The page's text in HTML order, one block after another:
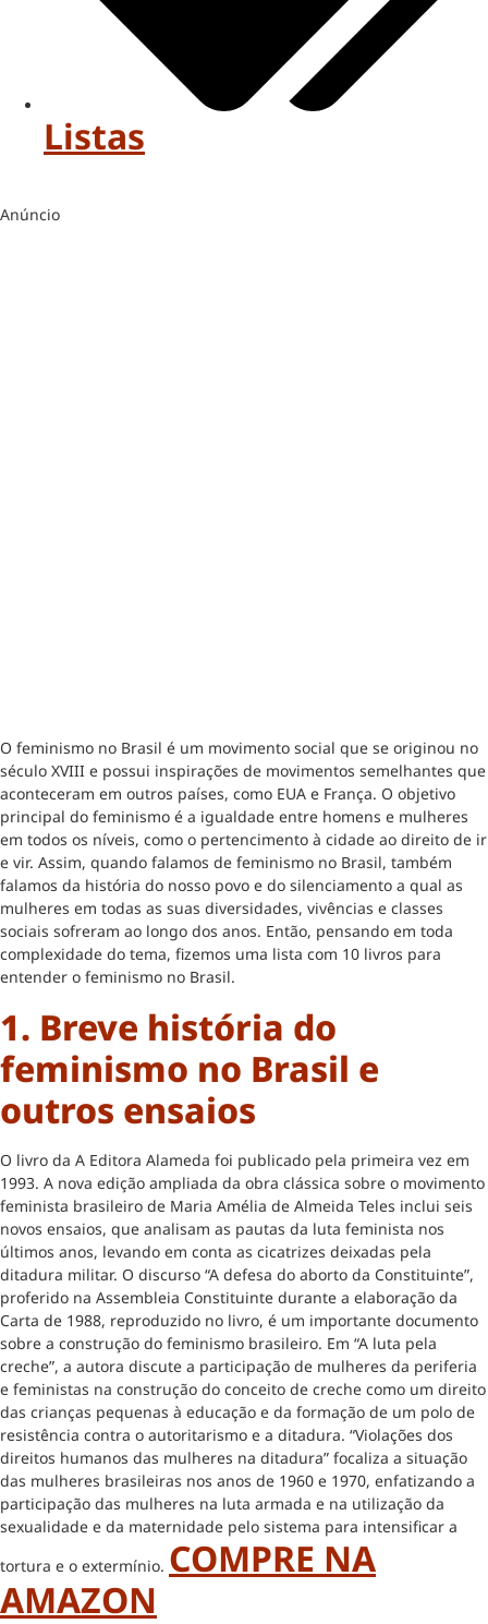
Listas
Anúncio
O feminismo no Brasil é um movimento social que se originou no
século XVIII e possui inspirações de movimentos semelhantes que
aconteceram em outros países, como EUA e França. O objetivo
principal do feminismo é a igualdade entre homens e mulheres
em todos os níveis, como o pertencimento à cidade ao direito de ir
e vir. Assim, quando falamos de feminismo no Brasil, também
falamos da história do nosso povo e do silenciamento a qual as
mulheres em todas as suas diversidades, vivências e classes
sociais sofreram ao longo dos anos. Então, pensando em toda
complexidade do tema, fizemos uma lista com 10 livros para
entender o feminismo no Brasil.
1. Breve história do
feminismo no Brasil e
outros ensaios
O livro da A Editora Alameda foi publicado pela primeira vez em
1993. A nova edição ampliada da obra clássica sobre o movimento
feminista brasileiro de Maria Amélia de Almeida Teles inclui seis
novos ensaios, que analisam as pautas da luta feminista nos
últimos anos, levando em conta as cicatrizes deixadas pela
ditadura militar. O discurso “A defesa do aborto da Constituinte”,
proferido na Assembleia Constituinte durante a elaboração da
Carta de 1988, reproduzido no livro, é um importante documento
sobre a construção do feminismo brasileiro. Em “A luta pela
creche”, a autora discute a participação de mulheres da periferia
e feministas na construção do conceito de creche como um direito
das crianças pequenas à educação e da formação de um polo de
resistência contra o autoritarismo e a ditadura. “Violações dos
direitos humanos das mulheres na ditadura” focaliza a situação
das mulheres brasileiras nos anos de 1960 e 1970, enfatizando a
participação das mulheres na luta armada e na utilização da
sexualidade e da maternidade pelo sistema para intensificar a
tortura e o extermínio. COMPRE NA
AMAZON